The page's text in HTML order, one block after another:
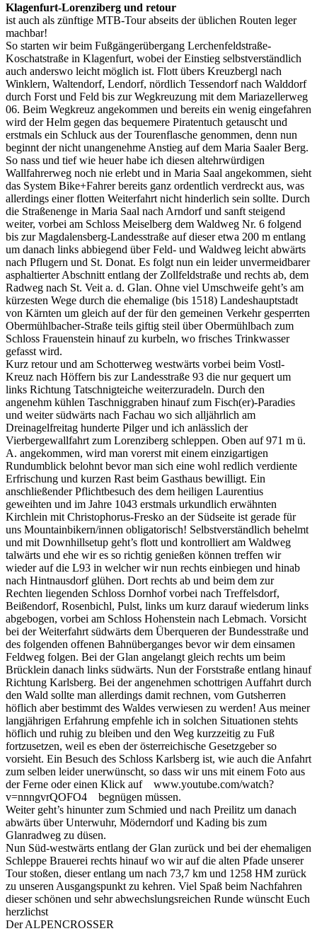
Klagenfurt-Lorenziberg und retour
ist auch als zünftige MTB-Tour abseits der üblichen Routen leger
machbar!
So starten wir beim Fußgängerübergang Lerchenfeldstraße-
Koschatstraße in Klagenfurt, wobei der Einstieg selbstverständlich
auch anderswo leicht möglich ist. Flott übers Kreuzbergl nach
Winklern, Waltendorf, Lendorf, nördlich Tessendorf nach Walddorf
durch Forst und Feld bis zur Wegkreuzung mit dem Mariazellerweg
06. Beim Wegkreuz angekommen und bereits ein wenig eingefahren
wird der Helm gegen das bequemere Piratentuch getauscht und
erstmals ein Schluck aus der Tourenflasche genommen, denn nun
beginnt der nicht unangenehme Anstieg auf dem Maria Saaler Berg.
So nass und tief wie heuer habe ich diesen altehrwürdigen
Wallfahrerweg noch nie erlebt und in Maria Saal angekommen, sieht
das System Bike+Fahrer bereits ganz ordentlich verdreckt aus, was
allerdings einer flotten Weiterfahrt nicht hinderlich sein sollte. Durch
die Straßenenge in Maria Saal nach Arndorf und sanft steigend
weiter, vorbei am Schloss Meiselberg dem Waldweg Nr. 6 folgend
bis zur Magdalensberg-Landesstraße auf dieser etwa 200 m entlang
um danach links abbiegend über Feld- und Waldweg leicht abwärts
nach Pflugern und St. Donat. Es folgt nun ein leider unvermeidbarer
asphaltierter Abschnitt entlang der Zollfeldstraße und rechts ab, dem
Radweg nach St. Veit a. d. Glan. Ohne viel Umschweife geht’s am
kürzesten Wege durch die ehemalige (bis 1518) Landeshauptstadt
von Kärnten um gleich auf der für den gemeinen Verkehr gesperrten
Obermühlbacher-Straße teils giftig steil über Obermühlbach zum
Schloss Frauenstein hinauf zu kurbeln, wo frisches Trinkwasser
gefasst wird.
Kurz retour und am Schotterweg westwärts vorbei beim Vostl-
Kreuz nach Höffern bis zur Landesstraße 93 die nur gequert um
links Richtung Tatschnigteiche weiterzuradeln. Durch den
angenehm kühlen Taschniggraben hinauf zum Fisch(er)-Paradies
und weiter südwärts nach Fachau wo sich alljährlich am
Dreinagelfreitag hunderte Pilger und ich anlässlich der
Vierbergewallfahrt zum Lorenziberg schleppen. Oben auf 971 m ü.
A. angekommen, wird man vorerst mit einem einzigartigen
Rundumblick belohnt bevor man sich eine wohl redlich verdiente
Erfrischung und kurzen Rast beim Gasthaus bewilligt. Ein
anschließender Pflichtbesuch des dem heiligen Laurentius
geweihten und im Jahre 1043 erstmals urkundlich erwähnten
Kirchlein mit Christophorus-Fresko an der Südseite ist gerade für
uns Mountainbikern/innen obligatorisch! Selbstverständlich behelmt
und mit Downhillsetup geht’s flott und kontrolliert am Waldweg
talwärts und ehe wir es so richtig genießen können treffen wir
wieder auf die L93 in welcher wir nun rechts einbiegen und hinab
nach Hintnausdorf glühen. Dort rechts ab und beim dem zur
Rechten liegenden Schloss Dornhof vorbei nach Treffelsdorf,
Beißendorf, Rosenbichl, Pulst, links um kurz darauf wiederum links
abgebogen, vorbei am Schloss Hohenstein nach Lebmach. Vorsicht
bei der Weiterfahrt südwärts dem Überqueren der Bundesstraße und
des folgenden offenen Bahnüberganges bevor wir dem einsamen
Feldweg folgen. Bei der Glan angelangt gleich rechts um beim
Brücklein danach links südwärts. Nun der Forststraße entlang hinauf
Richtung Karlsberg. Bei der angenehmen schottrigen Auffahrt durch
den Wald sollte man allerdings damit rechnen, vom Gutsherren
höflich aber bestimmt des Waldes verwiesen zu werden! Aus meiner
langjährigen Erfahrung empfehle ich in solchen Situationen stehts
höflich und ruhig zu bleiben und den Weg kurzzeitig zu Fuß
fortzusetzen, weil es eben der österreichische Gesetzgeber so
vorsieht. Ein Besuch des Schloss Karlsberg ist, wie auch die Anfahrt
zum selben leider unerwünscht, so dass wir uns mit einem Foto aus
der Ferne oder einen Klick auf www.youtube.com/watch?
v=nnngvrQOFO4 begnügen müssen.
Weiter geht’s hinunter zum Schmied und nach Preilitz um danach
abwärts über Unterwuhr, Möderndorf und Kading bis zum
Glanradweg zu düsen.
Nun Süd-westwärts entlang der Glan zurück und bei der ehemaligen
Schleppe Brauerei rechts hinauf wo wir auf die alten Pfade unserer
Tour stoßen, dieser entlang um nach 73,7 km und 1258 HM zurück
zu unseren Ausgangspunkt zu kehren. Viel Spaß beim Nachfahren
dieser schönen und sehr abwechslungsreichen Runde wünscht Euch
herzlichst
Der ALPENCROSSER